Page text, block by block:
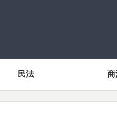
民法 商